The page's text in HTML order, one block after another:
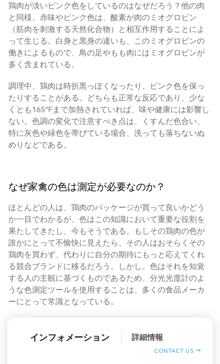
鶏肉が淡いピンク色をしているのはなぜだろう？他の肉
と同様、赤味やピンク色は、酸素が肉のミオグロビン
（筋肉を刺激する天然化合物）と相互作用することによ
って生じる。白身と黒身の違いも、このミオグロビンの
働きによるもので、鳥の足やもも肉にはミオグロビンが
多く含まれている。
調理中、鶏肉は時折黒っぽくなったり、ピンク色を保っ
たりすることがある。どちらも正常な反応であり、少な
くとも165°Fまで加熱されていれば、味や健康には影響し
ない。色調の変化で注意すべき点は、くすんだ色合い、
特に灰色や緑色を帯びている場合、洗っても落ちないぬ
めりなどである。
なぜ家禽の色は測定が必要なのか？
ほとんどの人は、鶏肉のパッケージが買って良いかどう
か一目でわかるが、色はこの知識において重要な役割を
果たしてきたし、今もそうである。もしその鶏肉の色が
誰かにとって不愉快に見えたら、その人はおそらくその
鶏肉を買わず、代わりに自分の期待にもっと応えてくれ
る競合ブランドに移るだろう。しかし、色はそれを知覚
する人の主観に基づくものであるため、分光光度計のよ
うな色測定ツールを使用することは、多くの食品メーカ
ーにとって常識となっている。
インフォメーション 詳細情報
CONTACT US